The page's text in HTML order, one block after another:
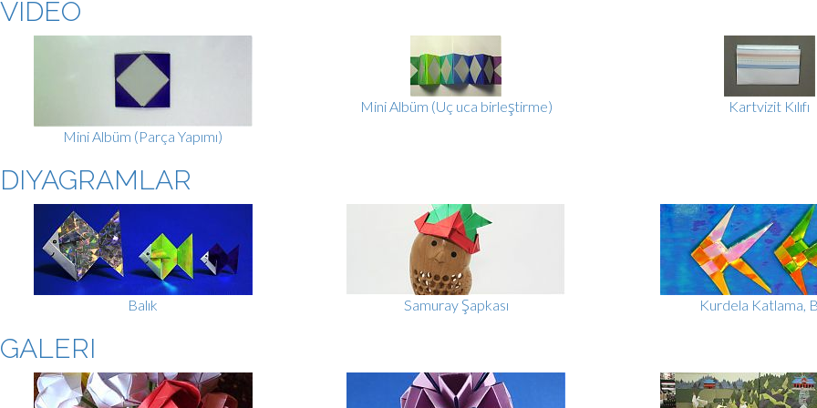
VIDEO
Mini Albüm (Parça Yapımı)
Mini Albüm (Uç uca birleştirme) Kartvizit Kılıfı
DIYAGRAMLAR
Balık Samuray Şapkası Kurdela Katlama,
GALERI